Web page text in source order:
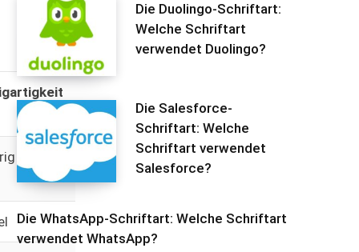
Die Duolingo-Schriftart:
Welche Schriftart
verwendet Duolingo?
Die Salesforce-
Schriftart: Welche
Schriftart verwendet
Salesforce?
Die WhatsApp-Schriftart: Welche Schriftart
verwendet WhatsApp?